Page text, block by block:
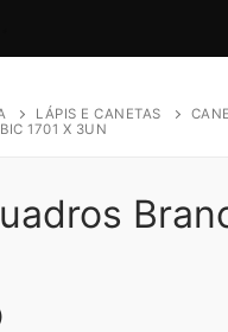
LÁPIS E CANETAS
1701 X 3UN